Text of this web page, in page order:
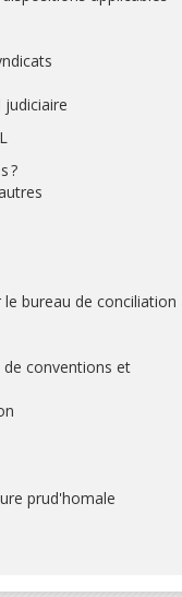
?
bureau de conciliation
de conventions et
prud'homale